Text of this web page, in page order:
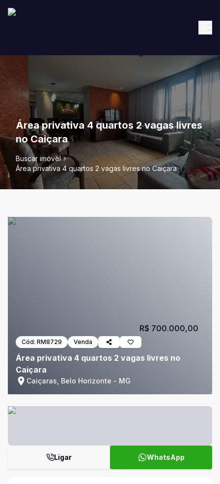
Área privativa 4 quartos 2 vagas livres
no Caiçara
Buscar imóvel
Área privativa 4 quartos 2 vagas livres no Caiçara
Cód: RM8729 Venda
Área privativa 4 quartos 2 vagas livres no
Caiçara
Caiçaras, Belo Horizonte - MG
R$ 700.000,00
Ligar WhatsApp